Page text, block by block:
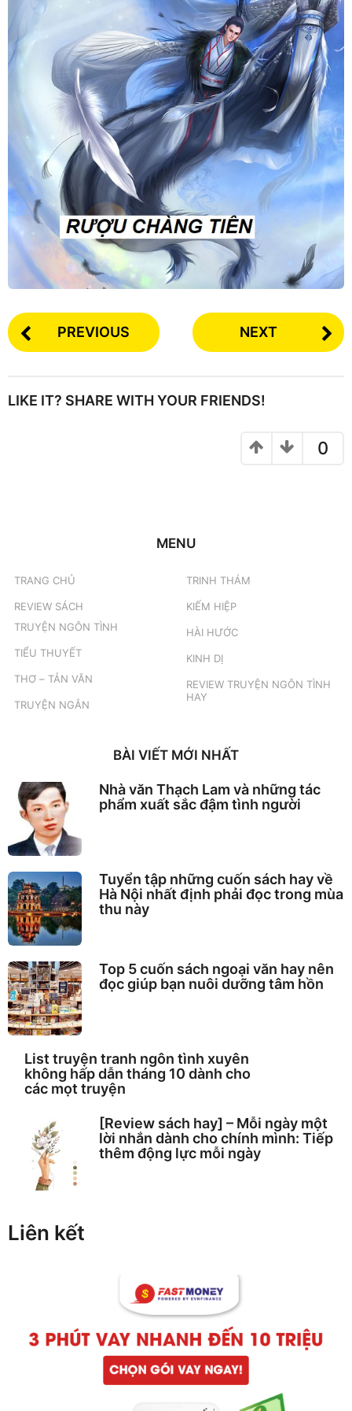
PREVIOUS NEXT
LIKE IT? SHARE WITH YOUR FRIENDS!
0
MENU
TRANG CHỦ
REVIEW SÁCH
TRUYỆN NGÔN TÌNH
TIỂU THUYẾT
THƠ – TẢN VĂN
TRUYỆN NGẮN
TRINH THÁM
KIẾM HIỆP
HÀI HƯỚC
KINH DỊ
REVIEW TRUYỆN NGÔN TÌNH
HAY
BÀI VIẾT MỚI NHẤT
Nhà văn Thạch Lam và những tác
phẩm xuất sắc đậm tình người
Tuyển tập những cuốn sách hay về
Hà Nội nhất định phải đọc trong mùa
thu này
Top 5 cuốn sách ngoại văn hay nên
đọc giúp bạn nuôi dưỡng tâm hồn
List truyện tranh ngôn tình xuyên
không hấp dẫn tháng 10 dành cho
các mọt truyện
[Review sách hay] – Mỗi ngày một
lời nhắn dành cho chính mình: Tiếp
thêm động lực mỗi ngày
Liên kết